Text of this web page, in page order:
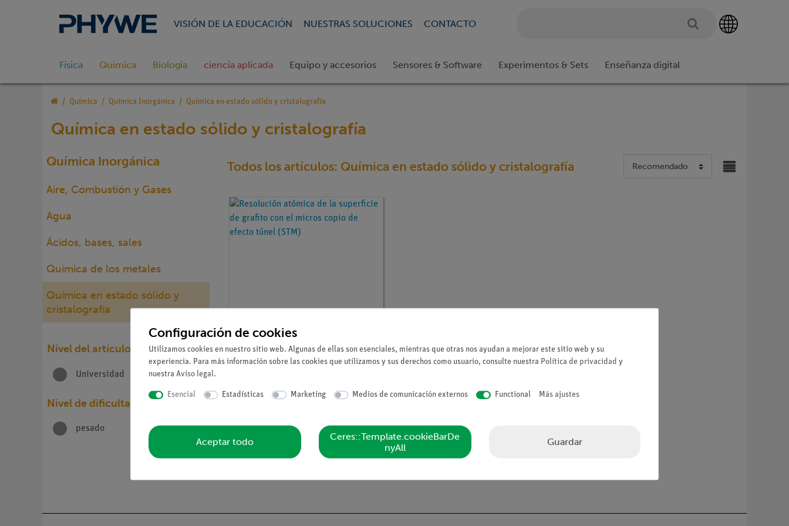
VISIÓN DE LA EDUCACIÓN NUESTRAS SOLUCIONES CONTACTO
Física Química Biologia ciencia aplicada Equipo y accesorios Sensores & Software Experimentos & Sets Enseñanza digital
Química Química Inorgánica Química en estado sólido y cristalografía
Química en estado sólido y cristalografía
Química Inorgánica
Aire, Combustión y Gases
Agua
Ácidos, bases, sales
Química de los metales
Química en estado sólido y
cristalografía
Nivel del artículo
Universidad 1
Nivel de dificultad
pesado
Todos los artículos: Química en estado sólido y cristalografía
Nº de artículoP2532000
superficie de grafito con el
micros copio de efecto túnel
Configuración de cookies
Utilizamos cookies en nuestro sitio web. Algunas de ellas son esenciales, mientras que otras nos ayudan a mejorar este sitio web y su
experiencia. Para más información sobre las cookies que utilizamos y sus derechos como usuario, consulte nuestra Política de privacidad y
nuestra Aviso legal.
Esencial Estadísticas Marketing Medios de comunicación externos Functional Más ajustes
Aceptar todo
Ceres::Template.cookieBarDe
nyAll
Guardar